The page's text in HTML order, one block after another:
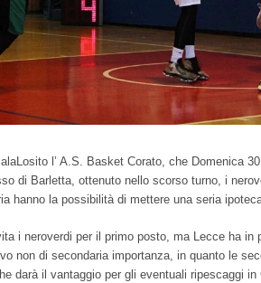
l’ A.S. Basket Corato, che Domenica
di Barletta, ottenuto nello scorso turno, i
hanno la possibilità di mettere una seria
i neroverdi per il primo posto, ma Lecce ha
non di secondaria importanza, in quanto le
darà il vantaggio per gli eventuali ripescaggi in